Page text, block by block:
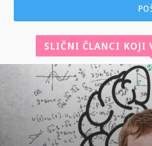
SLIČNI ČLANCI KOJI